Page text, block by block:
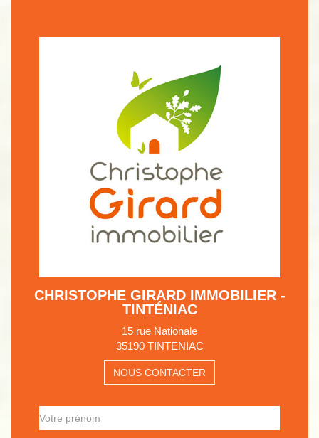
CHRISTOPHE GIRARD IMMOBILIER -
TINTÉNIAC
15 rue Nationale
35190 TINTENIAC
NOUS CONTACTER